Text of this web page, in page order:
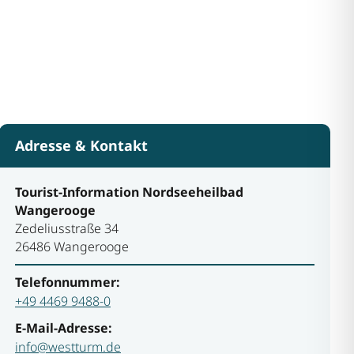
Adresse & Kontakt
Tourist-Information Nordseeheilbad
Wangerooge
Zedeliusstraße 34
26486 Wangerooge
Telefonnummer:
+49 4469 9488-0
E-Mail-Adresse:
info@westturm.de